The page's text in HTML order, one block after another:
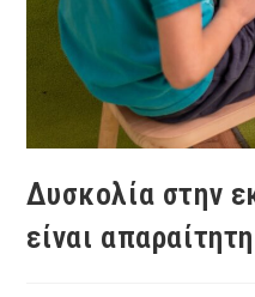
Δυσκολία στην
είναι